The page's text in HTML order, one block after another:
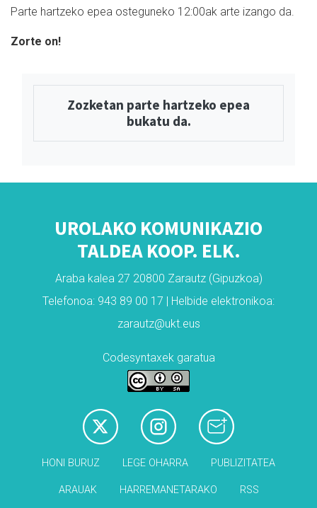
Parte hartzeko epea osteguneko 12:00ak arte izango da.
Zorte on!
Zozketan parte hartzeko epea
bukatu da.
UROLAKO KOMUNIKAZIO
TALDEA KOOP. ELK.
Araba kalea 27 20800 Zarautz (Gipuzkoa)
Telefonoa: 943 89 00 17 | Helbide elektronikoa:
zarautz@ukt.eus
Codesyntaxek garatua
HONI BURUZ LEGE OHARRA PUBLIZITATEA
ARAUAK HARREMANETARAKO RSS